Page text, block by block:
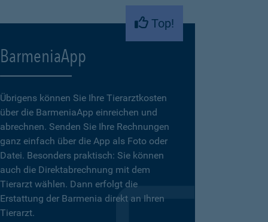
Top!
BarmeniaApp
Übrigens können Sie Ihre Tierarztkosten
über die BarmeniaApp einreichen und
abrechnen. Senden Sie Ihre Rechnungen
ganz einfach über die App als Foto oder
Datei. Besonders praktisch: Sie können
auch die Direktabrechnung mit dem
Tierarzt wählen. Dann erfolgt die
Erstattung der Barmenia direkt an Ihren
Tierarzt.